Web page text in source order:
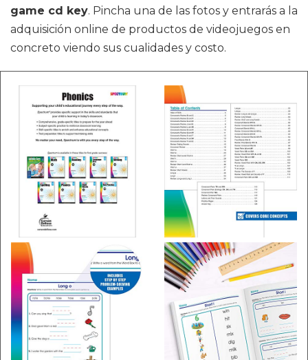
game cd key. Pincha una de las fotos y entrarás a la
adquisición online de productos de videojuegos en
concreto viendo sus cualidades y costo.